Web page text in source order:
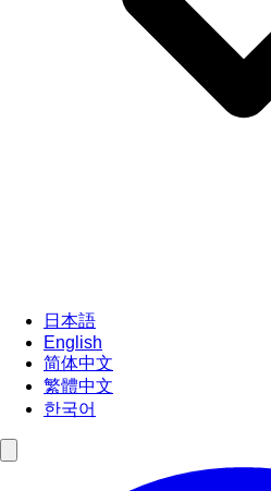
日本語
English
简体中文
繁體中文
한국어